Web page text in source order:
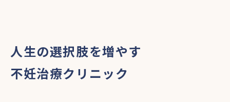
人生の選択肢を増やす
不妊治療クリニック